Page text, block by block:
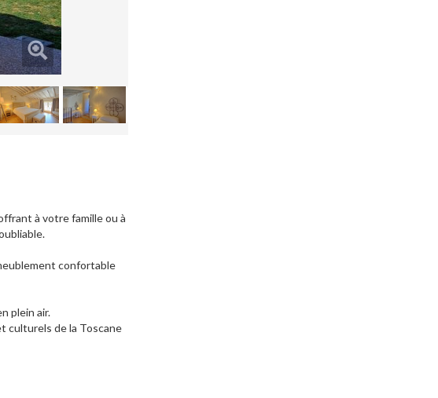
à votre famille ou à
confortable
plein air.
culturels de la Toscane